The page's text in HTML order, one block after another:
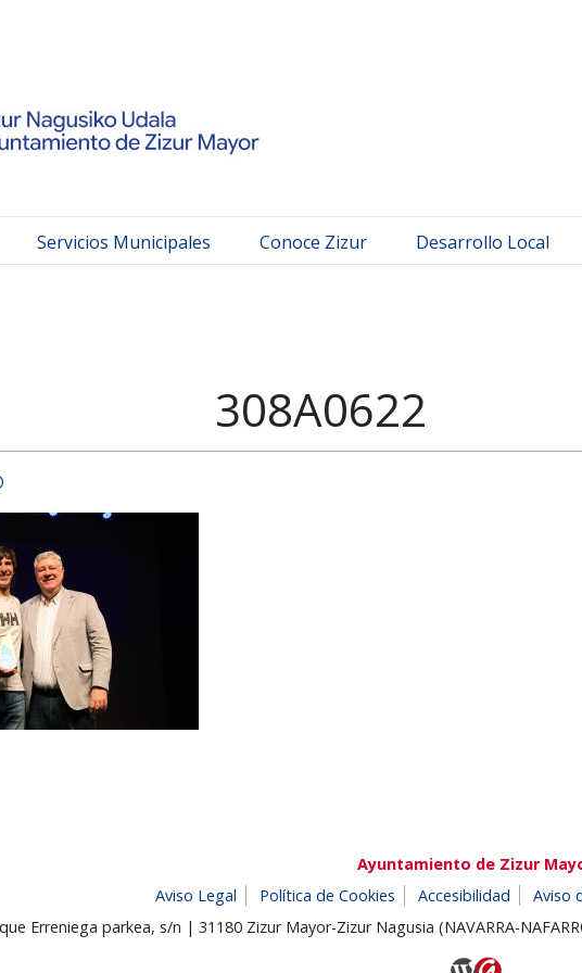
Servicios Municipales Conoce Zizur Desarrollo Local
308A0622
Whatsapp
Ayuntamiento de Zizur
Aviso Legal
Política de Cookies Accesibilidad Aviso
Erreniega parkea, s/n | 31180 Zizur Mayor-Zizur Nagusia (NAVARRA-